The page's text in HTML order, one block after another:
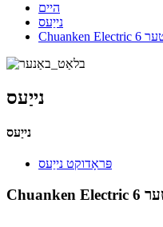
היים
נייַעס
נייַעס
נייַעס
פּראָדוקט נייַעס